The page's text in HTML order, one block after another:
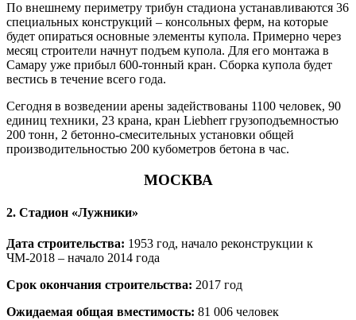
По внешнему периметру трибун стадиона устанавливаются 36
специальных конструкций – консольных ферм, на которые
будет опираться основные элементы купола. Примерно через
месяц строители начнут подъем купола. Для его монтажа в
Самару уже прибыл 600-тонный кран. Сборка купола будет
вестись в течение всего года.
Сегодня в возведении арены задействованы 1100 человек, 90
единиц техники, 23 крана, кран Liebherr грузоподъемностью
200 тонн, 2 бетонно-смесительных установки общей
производительностью 200 кубометров бетона в час.
МОСКВА
2. Стадион «Лужники»
Дата строительства: 1953 год, начало реконструкции к
ЧМ-2018 – начало 2014 года
Срок окончания строительства: 2017 год
Ожидаемая общая вместимость: 81 006 человек